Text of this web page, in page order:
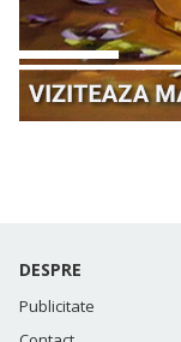
DESPRE
Publicitate